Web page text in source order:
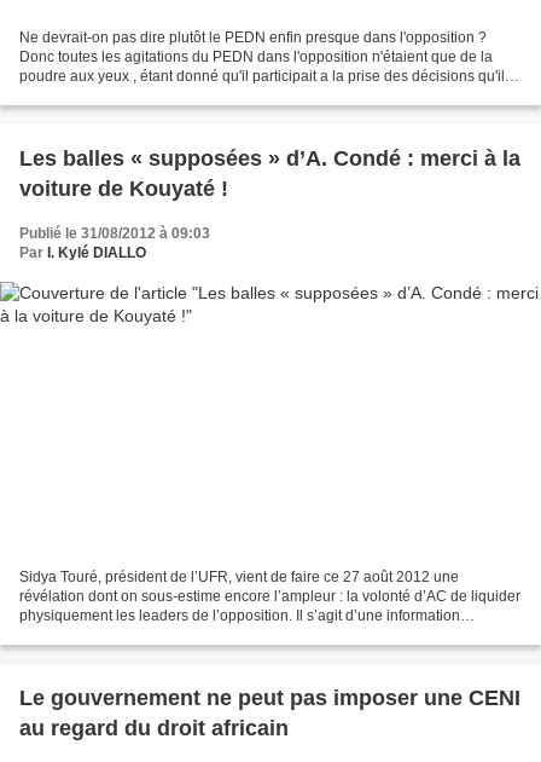
Ne devrait-on pas dire plutôt le PEDN enfin presque dans l'opposition ?
Donc toutes les agitations du PEDN dans l'opposition n'étaient que de la
poudre aux yeux , étant donné qu'il participait a la prise des décisions qu'il
Les balles « supposées » d’A. Condé : merci à la
voiture de Kouyaté !
Publié le 31/08/2012 à 09:03
Par I. Kylé DIALLO
Sidya Touré, président de l’UFR, vient de faire ce 27 août 2012 une
révélation dont on sous-estime encore l’ampleur : la volonté d’AC de liquider
physiquement les leaders de l’opposition. Il s’agit d’une information
Le gouvernement ne peut pas imposer une CENI
au regard du droit africain